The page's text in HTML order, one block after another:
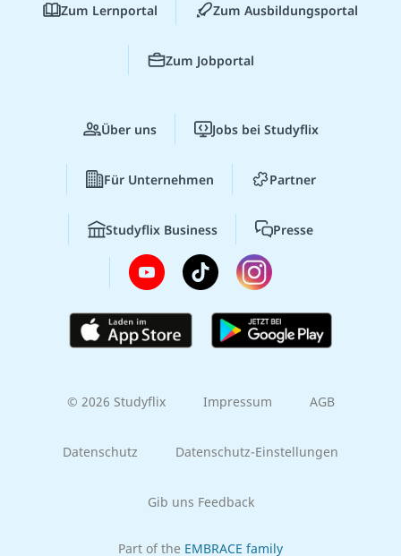
Zum Lernportal Zum Ausbildungsportal
Zum Jobportal
Über uns Jobs bei Studyflix
Für Unternehmen Partner
Studyflix Business Presse
© 2026 Studyflix Impressum AGB
Datenschutz Datenschutz-Einstellungen
Gib uns Feedback
Part of the EMBRACE family